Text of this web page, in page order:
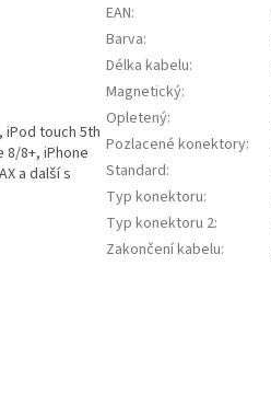
iPod touch 5th
8/8+, iPhone
a další s
EAN:
Barva:
Délka kabelu:
Magnetický:
Opletený:
Pozlacené konektory:
Standard:
Typ konektoru:
Typ konektoru 2:
Zakončení kabelu: